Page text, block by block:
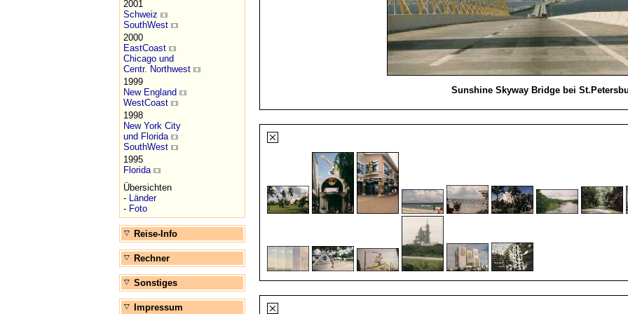
2001
Schweiz
SouthWest
2000
EastCoast
Chicago und
Centr. Northwest
1999
New England
WestCoast
1998
New York City
und Florida
SouthWest
1995
Florida
Übersichten
- Länder
- Foto
Reise-Info
Rechner
Sonstiges
Impressum
Sunshine Skyway Bridge bei